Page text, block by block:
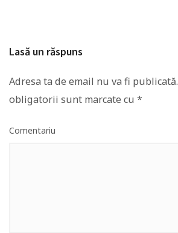
Lasă un răspuns
Adresa ta de email nu va fi publicată.
obligatorii sunt marcate cu *
Comentariu